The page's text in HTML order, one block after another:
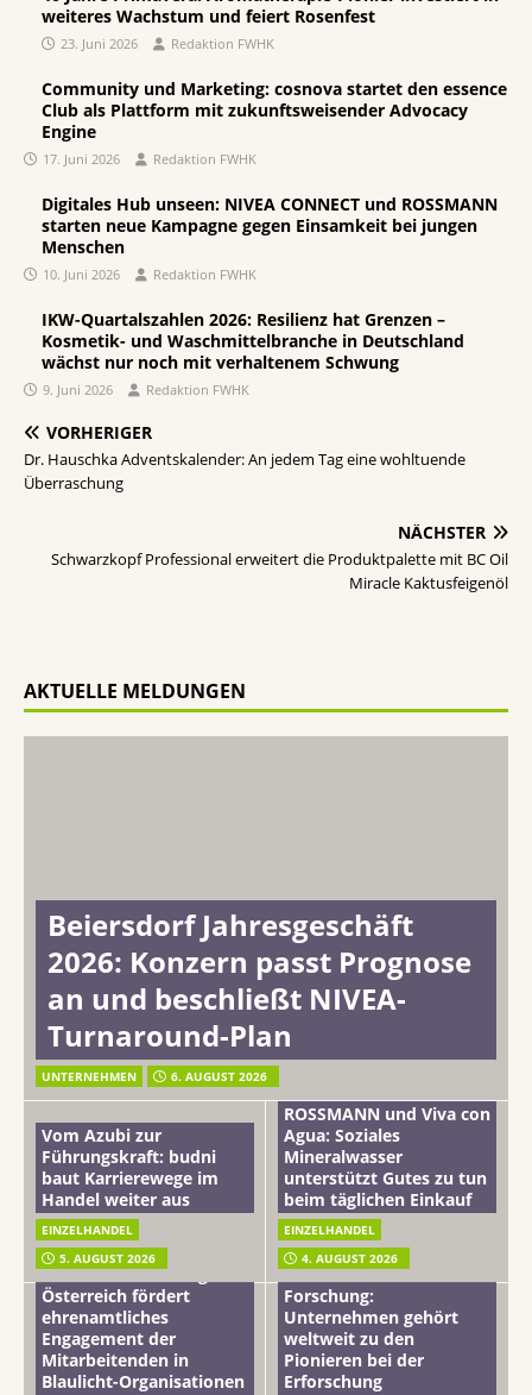
weiteres Wachstum und feiert Rosenfest
23. Juni 2026 Redaktion FWHK
Community und Marketing: cosnova startet den essence
Club als Plattform mit zukunftsweisender Advocacy
Engine
17. Juni 2026 Redaktion FWHK
Digitales Hub unseen: NIVEA CONNECT und ROSSMANN
starten neue Kampagne gegen Einsamkeit bei jungen
Menschen
10. Juni 2026 Redaktion FWHK
IKW-Quartalszahlen 2026: Resilienz hat Grenzen –
Kosmetik- und Waschmittelbranche in Deutschland
wächst nur noch mit verhaltenem Schwung
9. Juni 2026 Redaktion FWHK
VORHERIGER
Dr. Hauschka Adventskalender: An jedem Tag eine wohltuende
Überraschung
NÄCHSTER
Schwarzkopf Professional erweitert die Produktpalette mit BC Oil
Miracle Kaktusfeigenöl
AKTUELLE MELDUNGEN
Beiersdorf Jahresgeschäft
2026: Konzern passt Prognose
an und beschließt NIVEA-
Turnaround-Plan
UNTERNEHMEN 6. AUGUST 2026
Vom Azubi zur
Führungskraft: budni
baut Karrierewege im
Handel weiter aus
EINZELHANDEL
5. AUGUST 2026
ROSSMANN und Viva con
Agua: Soziales
Mineralwasser
unterstützt Gutes zu tun
beim täglichen Einkauf
EINZELHANDEL
4. AUGUST 2026
mehr vom leben tag: dm
Österreich fördert
ehrenamtliches
Engagement der
Mitarbeitenden in
Blaulicht-Organisationen
Beiersdorf
Hautmikrobiom-
Forschung:
Unternehmen gehört
weltweit zu den
Pionieren bei der
Erforschung